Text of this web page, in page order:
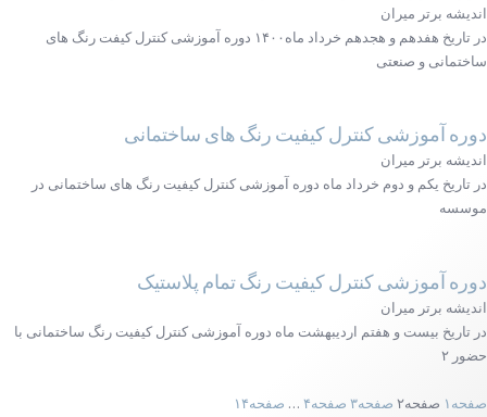
اندیشه برتر میران
در تاریخ هفدهم و هجدهم خرداد ماه۱۴۰۰ دوره آموزشی کنترل کیفت رنگ های
ساختمانی و صنعتی
دوره آموزشی کنترل کیفیت رنگ های ساختمانی
اندیشه برتر میران
در تاریخ یکم و دوم خرداد ماه دوره آموزشی کنترل کیفیت رنگ های ساختمانی در
موسسه
دوره آموزشی کنترل کیفیت رنگ تمام پلاستیک
اندیشه برتر میران
در تاریخ بیست و هفتم اردیبهشت ماه دوره آموزشی کنترل کیفیت رنگ ساختمانی با
حضور ۲
صفحه۱ صفحه۲ صفحه۳ صفحه۴ … صفحه۱۴